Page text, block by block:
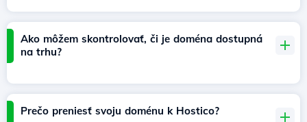
Ako môžem skontrolovať, či je doména dostupná
na trhu?
Prečo preniesť svoju doménu k Hostico?